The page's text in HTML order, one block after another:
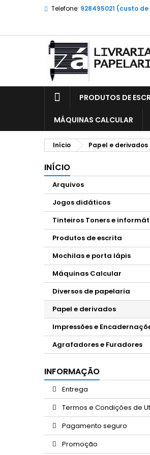
Telefone: 928495021 (custo
PRODUTOS DE
MÁQUINAS CALCULAR
Início Papel e derivados
INÍCIO
Arquivos
Jogos didáticos
Tinteiros Toners e
Produtos de escrita
Mochilas e porta lápis
Máquinas Calcular
Diversos de papelaria
Papel e derivados
Impressões e
Agrafadores e Furadores
INFORMAÇÃO
Entrega
Termos e Condições de
Pagamento seguro
Promoção